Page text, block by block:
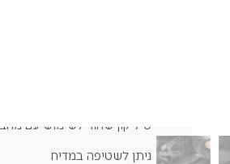
סיליקון שחור לשימוש עם מחבתות
ניתן לשטיפה במדיח